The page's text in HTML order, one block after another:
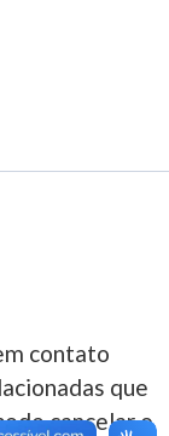
contato
que
cancelar o